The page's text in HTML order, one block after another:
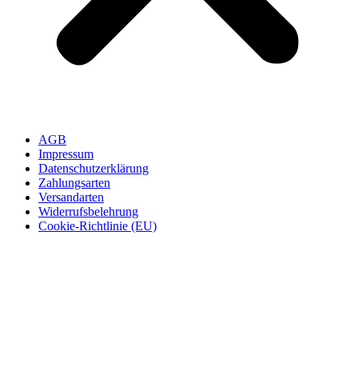
AGB
Impressum
Datenschutzerklärung
Zahlungsarten
Versandarten
Widerrufsbelehrung
Cookie-Richtlinie (EU)